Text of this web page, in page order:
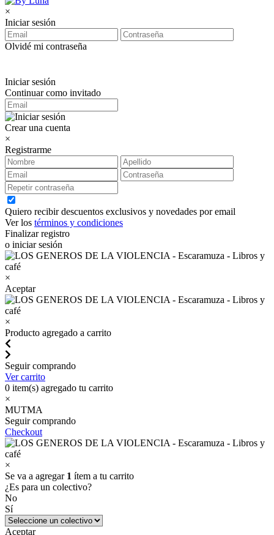
×
Iniciar sesión
Olvidé mi contraseña
Iniciar sesión
Continuar como invitado
Crear una cuenta
×
Registrarme
Quiero recibir descuentos exclusivos y novedades por email
Ver los términos y condiciones
Finalizar registro
o iniciar sesión
×
Aceptar
×
Producto agregado a carrito
Seguir comprando
Ver carrito
0 item(s) agregado tu carrito
×
MUTMA
Seguir comprando
Checkout
×
Se va a agregar 1 ítem a tu carrito
¿Es para un colectivo?
No
Sí
Aceptar